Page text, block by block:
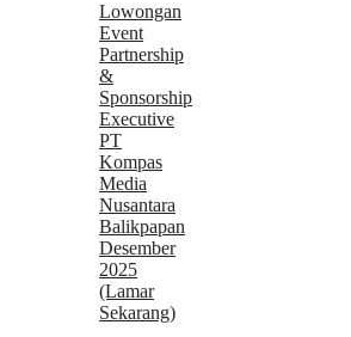
Lowongan
Event
Partnership
&
Sponsorship
Executive
PT
Kompas
Media
Nusantara
Balikpapan
Desember
2025
(Lamar
Sekarang)